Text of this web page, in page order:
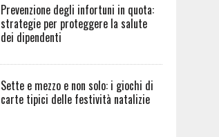
Prevenzione degli infortuni in quota:
strategie per proteggere la salute
dei dipendenti
Sette e mezzo e non solo: i giochi di
carte tipici delle festività natalizie